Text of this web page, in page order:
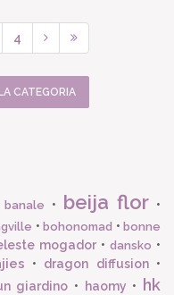
4
CATEGORIA
banale • beija flor •
•bohonomad •bonne
mogador •dansko •
• dragon diffusion•
giardino • haomy •
hk